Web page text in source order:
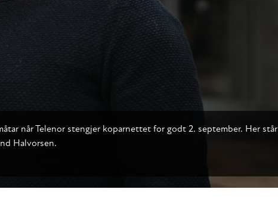
når Telenor stengjer koparnettet for godt 2. september. Her står
Halvorsen.